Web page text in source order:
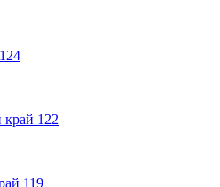
124
край 122
119